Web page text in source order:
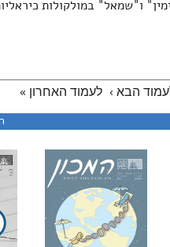
ו"שמאל" במולקולות
הבא › לעמוד האחרון »